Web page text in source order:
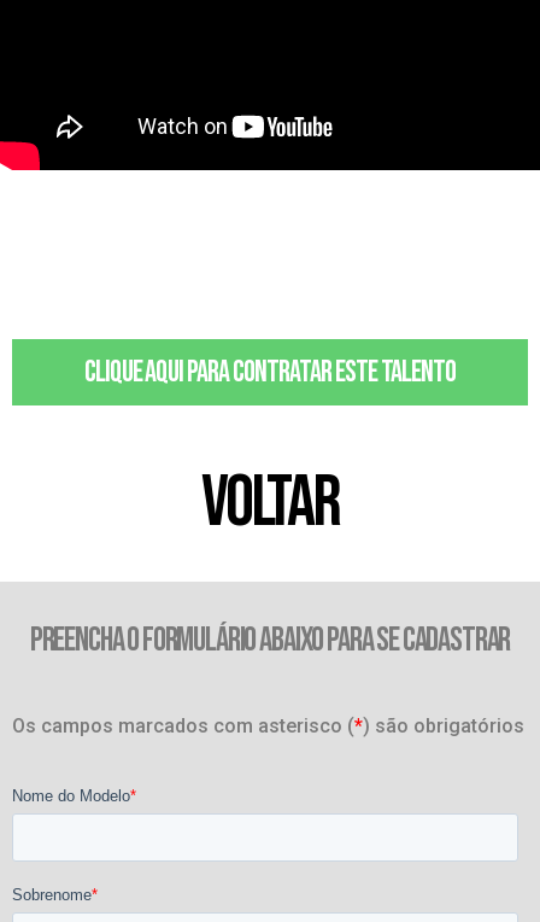
Clique aqui para contratar este talento
VOLTAR
PREENCHA O FORMULÁRIO ABAIXO PARA SE CADASTRAR
Os campos marcados com asterisco (*) são obrigatórios